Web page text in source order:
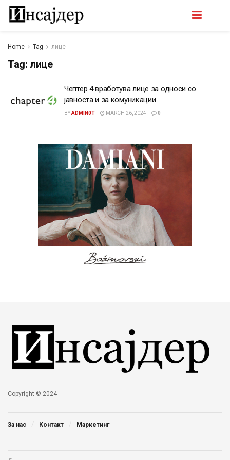
Home Tag лице
Tag: лице
Чептер 4 вработува лице за односи со
јавноста и за комуникации
BYADMIN0T MARCH 26, 2024 0
Copyright © 2024
За нас Контакт Маркетинг